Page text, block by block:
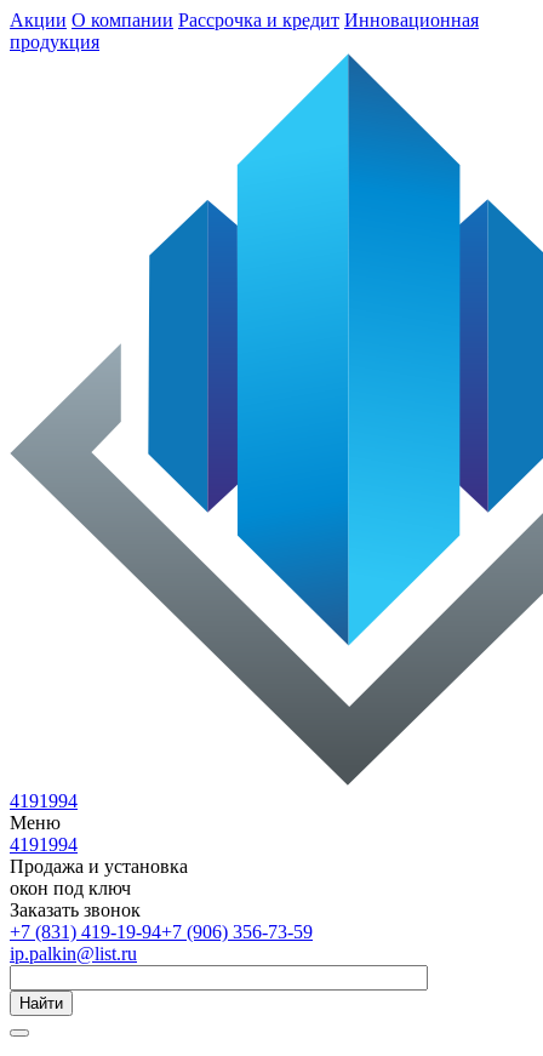
Акции О компании Рассрочка и кредит Инновационная
продукция
4191994
Меню
4191994
Продажа и установка
окон под ключ
Заказать звонок
+7 (831) 419-19-94+7 (906) 356-73-59
ip.palkin@list.ru
Найти